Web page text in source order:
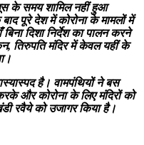
के समय शामिल नहीं हुआ
पूरे देश में कोरोना के मामलों में
दिशा निर्देश का पालन करने
तिरुपति मंदिर में केवल यहीं के
है। वामपंथियों ने बस
और कोरोना के लिए मंदिरों को
रवैये को उजागर किया है।